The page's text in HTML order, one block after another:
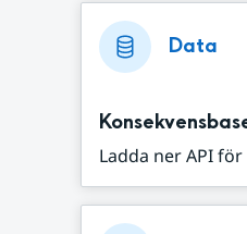
Data
Ladda ner API